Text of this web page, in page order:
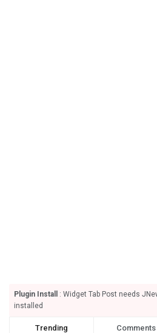
Plugin Install
: Widget Tab Post needs
installed
Trending Comments